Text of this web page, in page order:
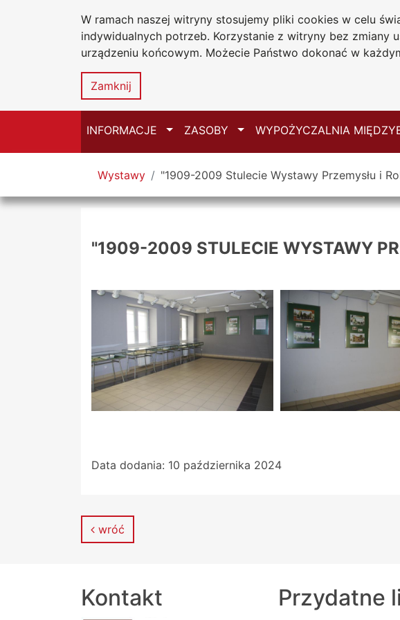
W ramach naszej witryny stosujemy pliki cookies w celu
indywidualnych potrzeb. Korzystanie z witryny bez zmiany
urządzeniu końcowym. Możecie Państwo dokonać w
Zamknij
Przejdź do głównego menu
Przejdź do treści
Przejdź do wyszukiwarki
Przejdź do mapy serwisuBiblioteka Uniwersytecka
Uniwersytetu Jana
w Częstochowie
INFORMACJE Przełącz
ZASOBY Przełącz
WYPOŻYCZALNIA
Tutaj jesteś
Wystawy "1909-2009 Stulecie Wystawy Przemysłu i
"1909-2009 STULECIE WYSTAWY
Data dodania: 10 października 2024
wróć
Kontakt Przydatne